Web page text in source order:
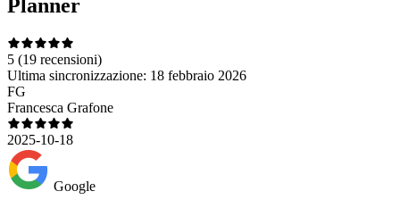
Planner
5 (19 recensioni)
Ultima sincronizzazione: 18 febbraio 2026
FG
Francesca Grafone
2025-10-18
Google